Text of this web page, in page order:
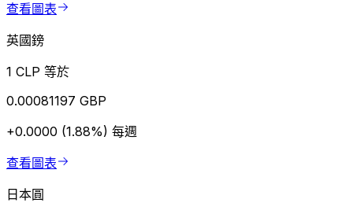
查看圖表
英國鎊
1 CLP 等於
0.00081197 GBP
+0.0000 (1.88%) 每週
查看圖表
日本圓